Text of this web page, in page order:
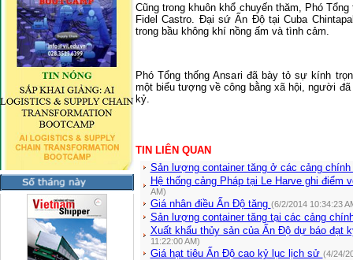
Cũng trong khuôn khổ chuyến thăm, Phó
Fidel Castro. Đại sứ Ấn Độ tại Cuba
trong bầu không khí nồng ấm và tình cảm.
Phó Tổng thống Ansari đã bày tỏ sự kính
một biểu tượng về công bằng xã hội, người
kỷ.
TIN LIÊN QUAN
Sản lượng container tăng ở các cảng
Hệ thống cảng Pháp tại Le Harve ghi
AM)
Giá nhân điều Ấn Độ tăng (6/2/2014 10:34:23
Sản lượng container tăng tại các cảng
Xuất khẩu thủy sản của Ấn Độ dự báo đạt
11:22:00 AM)
Giá hạt tiêu Ấn Độ cao kỷ lục lịch sử (4/24/